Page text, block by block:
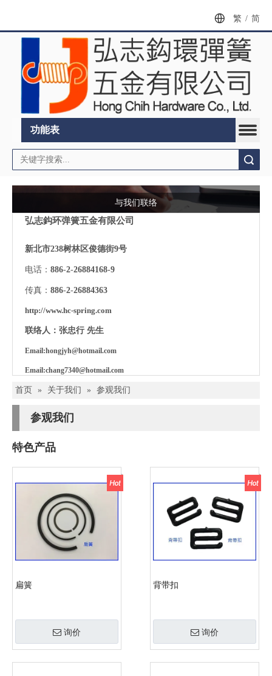
繁 / 简
功能表
与我们联络
弘志鈎环弹簧五金有限公司
新北市238树林区俊德街9号
电话： 886-2-26884168-9
传真： 886-2-26884363
http://www.hc-spring.com
联络人：张忠行 先生
Email:hongjyh@hotmail.com
Email:chang7340@hotmail.com
首页 » 关于我们 » 参观我们
参观我们
特色产品
扁簧
询价
背带扣
询价